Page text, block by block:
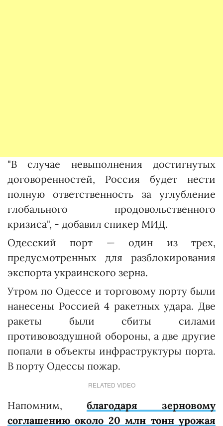
"В случае невыполнения достигнутых
договоренностей, Россия будет нести
полную ответственность за углубление
глобального продовольственного
кризиса", - добавил спикер МИД.
Одесский порт — один из трех,
предусмотренных для разблокирования
экспорта украинского зерна.
Утром по Одессе и торговому порту были
нанесены Россией 4 ракетных удара. Две
ракеты были сбиты силами
противовоздушной обороны, а две другие
попали в объекты инфраструктуры порта.
В порту Одессы пожар.
RELATED VIDEO
Напомним, благодаря зерновому
соглашению около 20 млн тонн урожая